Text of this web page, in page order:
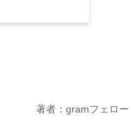
著者：gramフェロー